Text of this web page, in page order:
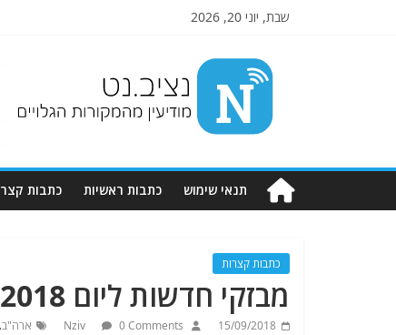
שבת, יוני 20, 2026
Nziv.net
מודיעין
מהמקורות
תנאי שימוש כתבות ראשיות כתבות
כתבות קצרות
מבזקי חדשות ליום 15-9-2018.מתעדכן
15/09/2018
Nziv 0 Comments ארה"ב,